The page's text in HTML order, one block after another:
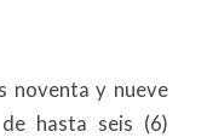
noventa y nueve
hasta seis (6)